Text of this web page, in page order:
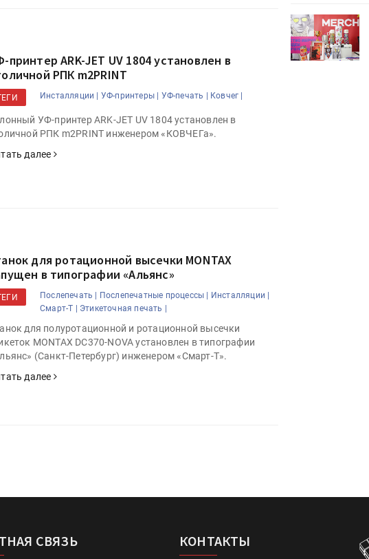
принтер ARK-JET UV 1804 установлен в
РПК m2PRINT
Инсталляции | УФ-принтеры | УФ-печать | Ковчег |
УФ-принтер ARK-JET UV 1804 установлен в
РПК m2PRINT инженером «КОВЧЕГа».
далее
для ротационной высечки MONTAX
в типографии «Альянс»
Послепечать | Послепечатные процессы | Инсталляции |
Смарт-Т | Этикеточная печать |
для полуротационной и ротационной высечки
MONTAX DC370-NOVA установлен в типографии
(Санкт-Петербург) инженером «Смарт-Т».
далее
СВЯЗЬ КОНТАКТЫ